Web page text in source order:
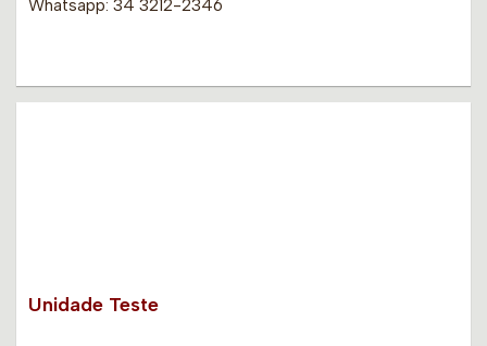
Whatsapp: 34 3212-2346
Unidade Teste